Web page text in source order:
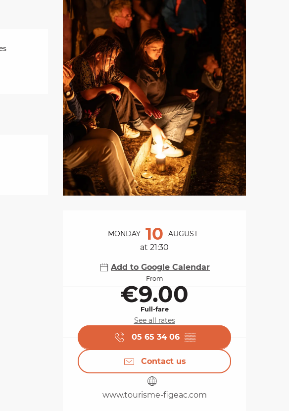
Opening hours &
MONDAY 10 AUGUST
at 21:30
Add to Google Calendar
From
€9.00
Full-fare
See all rates
05 65 34 06 ▒▒
Contact us
www.tourisme-figeac.com